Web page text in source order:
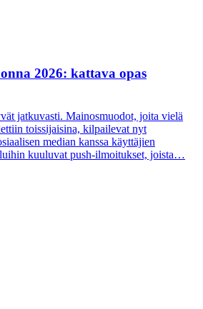
2026: kattava opas
jatkuvasti. Mainosmuodot, joita vielä
toissijaisina, kilpailevat nyt
median kanssa käyttäjien
kuuluvat push-ilmoitukset, joista…